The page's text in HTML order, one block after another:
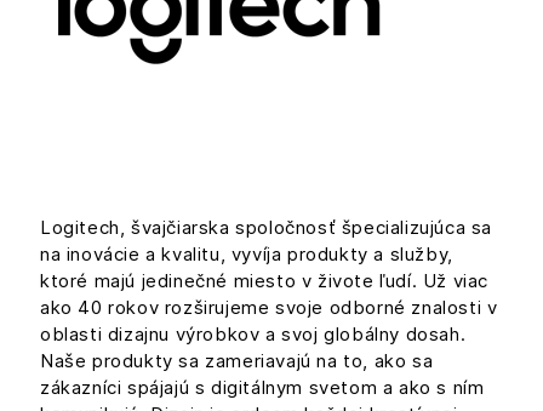
Logitech, švajčiarska spoločnosť špecializujúca sa
na inovácie a kvalitu, vyvíja produkty a služby,
ktoré majú jedinečné miesto v živote ľudí. Už viac
ako 40 rokov rozširujeme svoje odborné znalosti v
oblasti dizajnu výrobkov a svoj globálny dosah.
Naše produkty sa zameriavajú na to, ako sa
zákazníci spájajú s digitálnym svetom a ako s ním